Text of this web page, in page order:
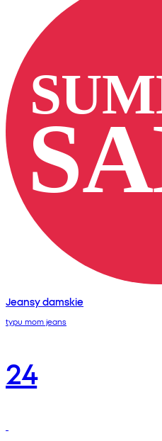
Jeansy damskie
typu mom jeans
24